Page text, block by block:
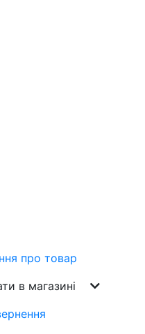
про товар
в магазині